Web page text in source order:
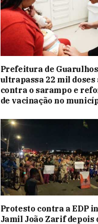
Prefeitura de Guarulhos
ultrapassa 22 mil doses
contra o sarampo e
de vacinação no
Protesto contra a EDP
Jamil João Zarif depois